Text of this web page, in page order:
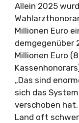
Allein 2025
Millionen Euro
demgegenüber
Millionen Euro
„Das sind
sich das System
verschoben
Land oft